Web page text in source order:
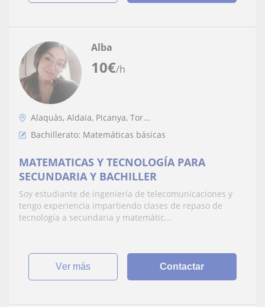
10€/h
Alba
Alaquàs, Aldaia, Picanya, Tor...
Bachillerato: Matemáticas básicas
MATEMATICAS Y TECNOLOGÍA PARA
SECUNDARIA Y BACHILLER
Soy estudiante de ingeniería de telecomunicaciones y
tengo experiencia impartiendo clases de repaso de
tecnología a secundaria y matemátic...
ver más Contactar